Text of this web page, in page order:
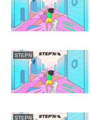
STEPN
STEPN